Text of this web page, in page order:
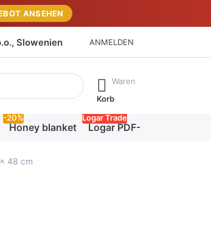
ANSEHEN
Slowenien ANMELDEN
Drücken Sie die Eingabetaste, um alle
Waren
Korb
Honey blanket
-20%
Logar PDF-Katalog
Logar Trade
48 cm